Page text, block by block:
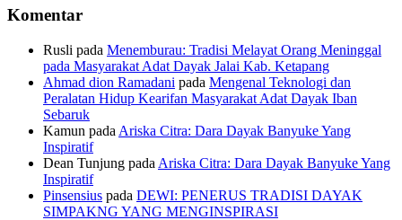
Komentar
Rusli pada Menemburau: Tradisi Melayat Orang Meninggal
pada Masyarakat Adat Dayak Jalai Kab. Ketapang
Ahmad dion Ramadani pada Mengenal Teknologi dan
Peralatan Hidup Kearifan Masyarakat Adat Dayak Iban
Sebaruk
Kamun pada Ariska Citra: Dara Dayak Banyuke Yang
Inspiratif
Dean Tunjung pada Ariska Citra: Dara Dayak Banyuke Yang
Inspiratif
Pinsensius pada DEWI: PENERUS TRADISI DAYAK
SIMPAKNG YANG MENGINSPIRASI